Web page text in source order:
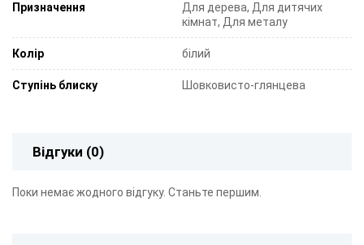
Призначення
Для дерева, Для дитячих
кімнат, Для металу
Колір білий
Ступінь блиску Шовковисто-глянцева
Відгуки (0)
Поки немає жодного відгуку. Станьте першим.